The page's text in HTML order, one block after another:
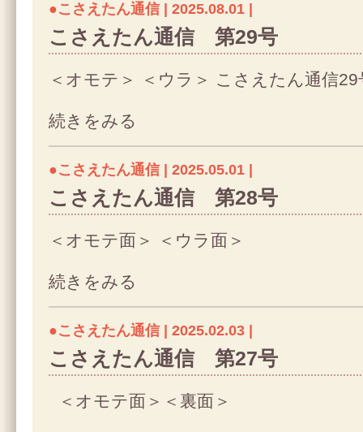
●こさえたん通信 | 2025.08.01 |
こさえたん通信 第29号
＜オモテ＞ ＜ウラ＞ こさえたん通信29
続きをみる
●こさえたん通信 | 2025.05.01 |
こさえたん通信 第28号
＜オモテ面＞ ＜ウラ面＞
続きをみる
●こさえたん通信 | 2025.02.03 |
こさえたん通信 第27号
＜オモテ面＞＜裏面＞